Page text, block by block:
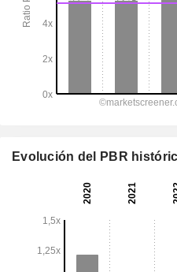
Evolución del PBR